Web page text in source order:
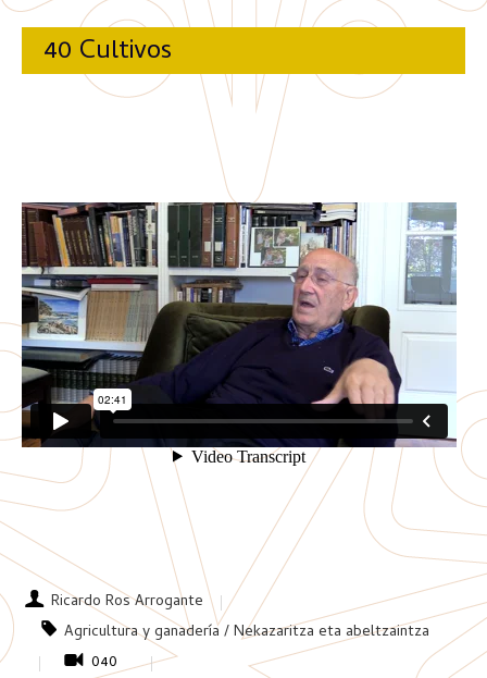
40 Cultivos
Ricardo Ros Arrogante
Agricultura y ganadería / Nekazaritza eta abeltzaintza
040